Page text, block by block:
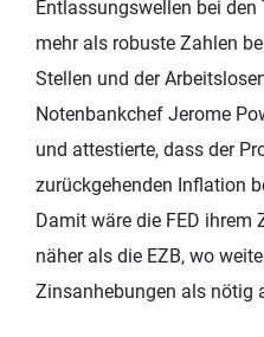
Entlassungswellen bei den
mehr als robuste Zahlen
Stellen und der
Notenbankchef Jerome
und attestierte, dass der
zurückgehenden Inflation
Damit wäre die FED ihrem
näher als die EZB, wo
Zinsanhebungen als nötig